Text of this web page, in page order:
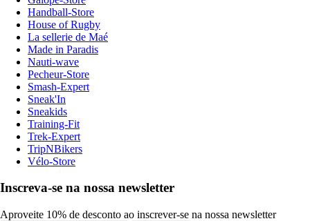
Handball-Store
House of Rugby
La sellerie de Maé
Made in Paradis
Nauti-wave
Pecheur-Store
Smash-Expert
Sneak'In
Sneakids
Training-Fit
Trek-Expert
TripNBikers
Vélo-Store
Inscreva-se na nossa newsletter
Aproveite 10% de desconto ao inscrever-se na nossa newsletter